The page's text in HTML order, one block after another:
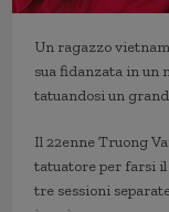
Un ragazzo
sua fidanzata in un
tatuandosi un
Il 22enne Truong
tatuatore per farsi il
tre sessioni